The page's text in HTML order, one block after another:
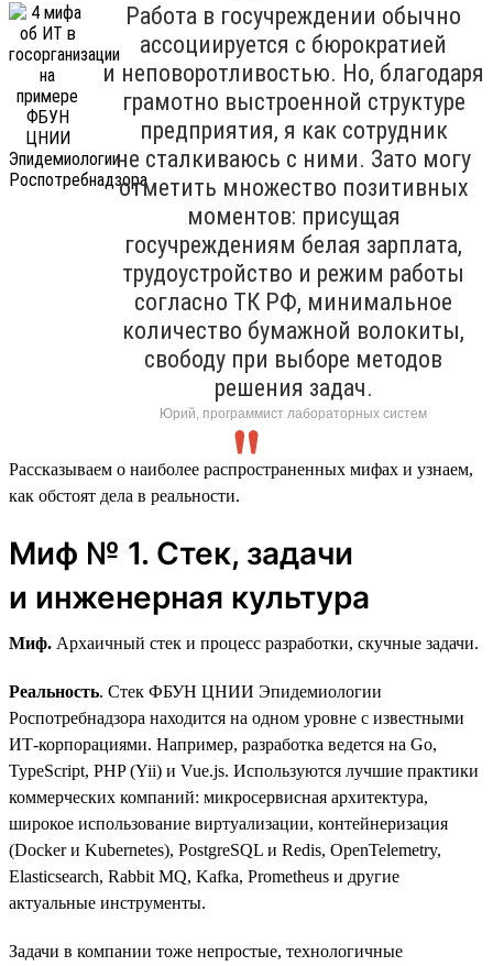
Работа в госучреждении обычно
ассоциируется с бюрократией
и неповоротливостью. Но, благодаря
грамотно выстроенной структуре
предприятия, я как сотрудник
не сталкиваюсь с ними. Зато могу
отметить множество позитивных
моментов: присущая
госучреждениям белая зарплата,
трудоустройство и режим работы
согласно ТК РФ, минимальное
количество бумажной волокиты,
свободу при выборе методов
решения задач.
Юрий, программист лабораторных систем
Рассказываем о наиболее распространенных мифах и узнаем,
как обстоят дела в реальности.
Миф № 1. Стек, задачи
и инженерная культура
Миф. Архаичный стек и процесс разработки, скучные задачи.
Реальность. Стек ФБУН ЦНИИ Эпидемиологии
Роспотребнадзора находится на одном уровне с известными
ИТ-корпорациями. Например, разработка ведется на Go,
TypeScript, PHP (Yii) и Vue.js. Используются лучшие практики
коммерческих компаний: микросервисная архитектура,
широкое использование виртуализации, контейнеризация
(Docker и Kubernetes), PostgreSQL и Redis, OpenTelemetry,
Elasticsearch, Rabbit MQ, Kafka, Prometheus и другие
актуальные инструменты.
Задачи в компании тоже непростые, технологичные